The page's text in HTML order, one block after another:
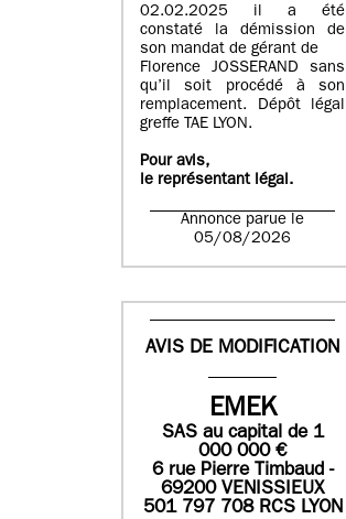
02.02.2025 il a été
constaté la démission de
son mandat de gérant de
Florence JOSSERAND sans
qu’il soit procédé à son
remplacement. Dépôt légal
greffe TAE LYON.
Pour avis,
le représentant légal.
Annonce parue le
05/08/2026
AVIS DE MODIFICATION
EMEK
SASau capital de 1
000 000€
6 rue Pierre Timbaud -
69200 VENISSIEUX
501 797 708 RCS LYON